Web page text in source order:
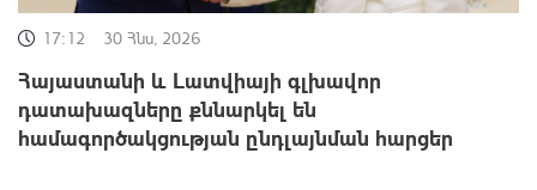
17:12 30 Հնս, 2026
Հայաստանի և Լատվիայի գլխավոր
դատախազները քննարկել են
համագործակցության ընդլայնման հարցեր